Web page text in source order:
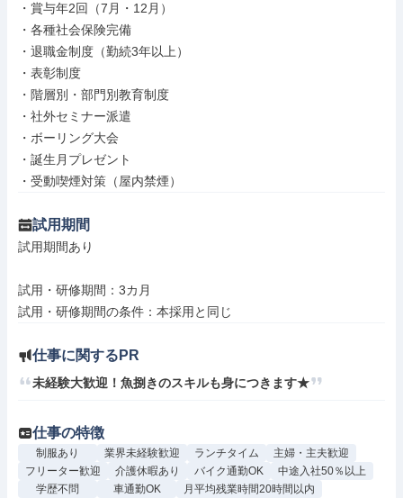
・賞与年2回（7月・12月）
・各種社会保険完備
・退職金制度（勤続3年以上）
・表彰制度
・階層別・部門別教育制度
・社外セミナー派遣
・ボーリング大会
・誕生月プレゼント
・受動喫煙対策（屋内禁煙）
試用期間
試用期間あり
試用・研修期間：3カ月
仕事に関するPR
未経験大歓迎！魚捌きのスキルも身につきます★
仕事の特徴
制服あり 業界未経験歓迎 ランチタイム
主婦・主夫歓迎
フリーター歓迎
介護休暇あり バイク通勤OK
中途入社50％以上
学歴不問
車通勤OK
月平均残業時間20時間以内